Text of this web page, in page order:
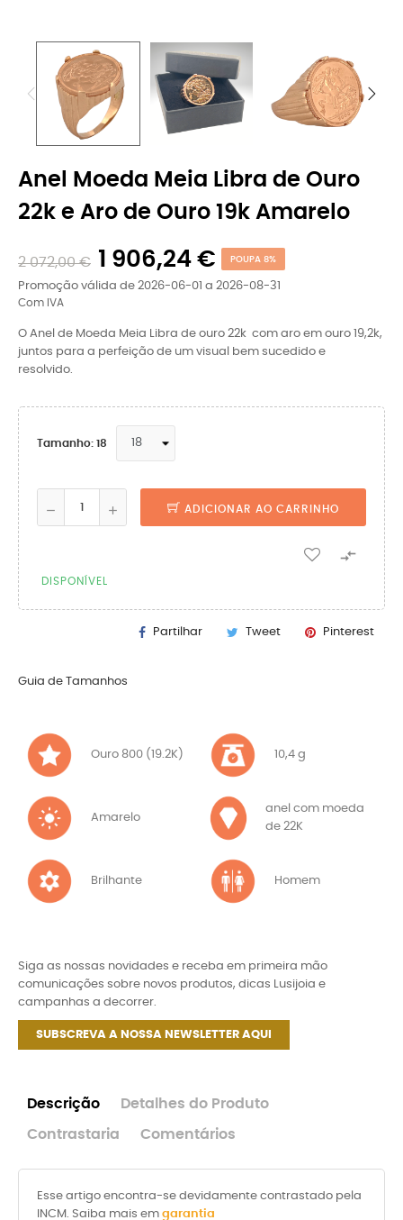
Anel Moeda Meia Libra de Ouro
22k e Aro de Ouro 19k Amarelo
2 072,00 € 1 906,24 € POUPA 8%
Promoção válida de 2026-06-01 a 2026-08-31
Com IVA
O Anel de Moeda Meia Libra de ouro 22k com aro em ouro 19,2k,
juntos para a perfeição de um visual bem sucedido e
resolvido.
Tamanho: 18
ADICIONAR AO CARRINHO

DISPONÍVEL
Partilhar Tweet Pinterest
Guia de Tamanhos
Ouro 800 (19.2K) 10,4 g
Amarelo
anel com moeda
de 22K
Brilhante Homem
Siga as nossas novidades e receba em primeira mão
comunicações sobre novos produtos, dicas Lusijoia e
campanhas a decorrer.
SUBSCREVA A NOSSA NEWSLETTER AQUI
Descrição Detalhes do Produto
Contrastaria Comentários
Esse artigo encontra-se devidamente contrastado pela
INCM. Saiba mais em garantia